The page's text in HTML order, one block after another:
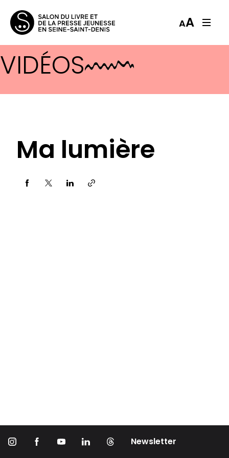
AA
VIDÉOS
Ma lumière
Partager via
Newsletter